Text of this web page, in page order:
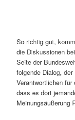
So richtig gut,
die Diskussionen
Seite der
folgende Dialog,
Verantwortlichen für
dass es dort
Meinungsäußerung